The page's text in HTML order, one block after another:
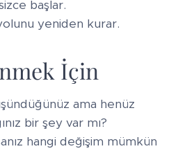
başlar.
yeniden kurar.
İçin
ama henüz
bir şey var mı?
hangi değişim mümkün